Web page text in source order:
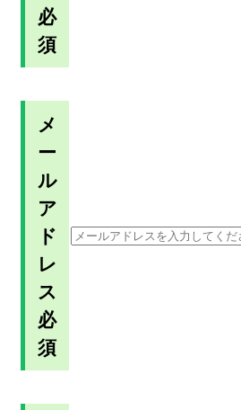
必
須
メ
ー
ル
ア
ド
レ
ス
必
須